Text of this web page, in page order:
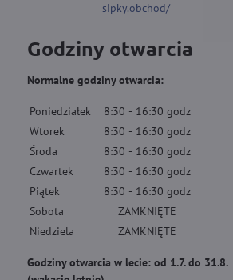
sipky.obchod/
Godziny otwarcia
Normalne godziny otwarcia:
Poniedziałek 8:30 - 16:30 godz
Wtorek
8:30 - 16:30 godz
Środa
8:30 - 16:30 godz
Czwartek
8:30 - 16:30 godz
Piątek
8:30 - 16:30 godz
Sobota
ZAMKNIĘTE
Niedziela
ZAMKNIĘTE
Godziny otwarcia w lecie: od 1.7. do 31.8.